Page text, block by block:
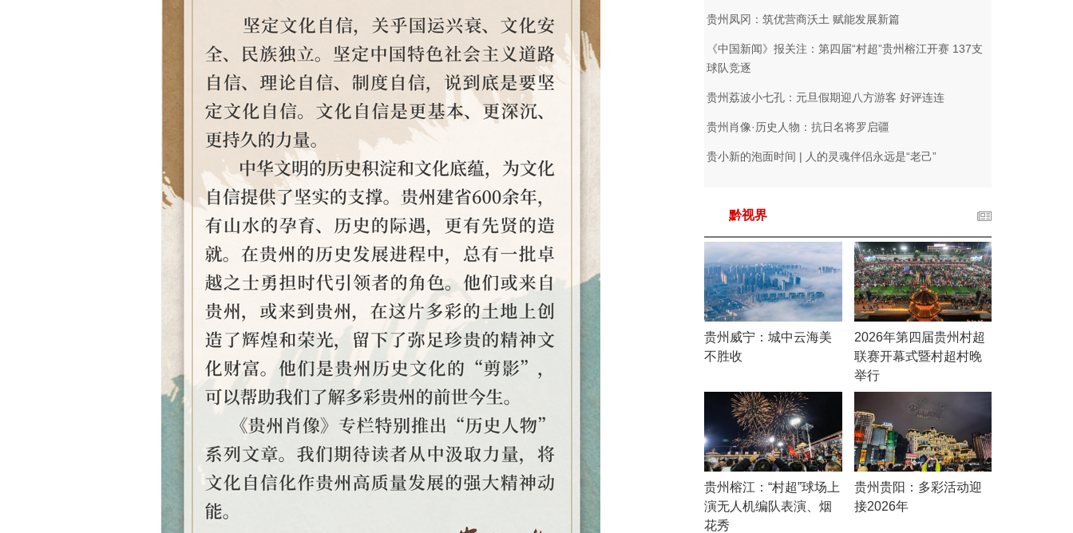
贵州凤冈：筑优营商沃土 赋能发展新篇
《中国新闻》报关注：第四届“村超”贵州榕江开赛 137支
球队竞逐
贵州荔波小七孔：元旦假期迎八方游客 好评连连
贵州肖像·历史人物：抗日名将罗启疆
贵小新的泡面时间 | 人的灵魂伴侣永远是“老己”
黔视界
贵州威宁：城中云海美
不胜收
2026年第四届贵州村超
联赛开幕式暨村超村晚
举行
贵州榕江：“村超”球场上
演无人机编队表演、烟
花秀
贵州贵阳：多彩活动迎
接2026年